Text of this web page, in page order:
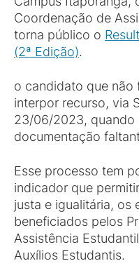
Coordenação de
torna público o
(2ª Edição).
o candidato que
interpor recurso, via
23/06/2023, quando
documentação
Esse processo tem
indicador que
justa e igualitária, os
beneficiados pelos
Assistência
Auxílios Estudantis.